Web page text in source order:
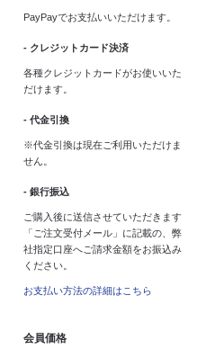
PayPayでお支払いいただけます。
- クレジットカード決済
各種クレジットカードがお使いいた
だけます。
- 代金引換
※代金引換は現在ご利用いただけま
せん。
- 銀行振込
ご購入後に送信させていただきます
「ご注文受付メール」に記載の、弊
社指定口座へご請求金額をお振込み
ください。
お支払い方法の詳細はこちら
会員価格